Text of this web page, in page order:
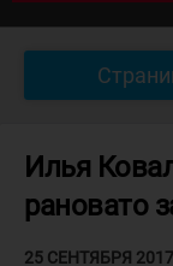
Илья
рановато
25 СЕНТЯБРЯ